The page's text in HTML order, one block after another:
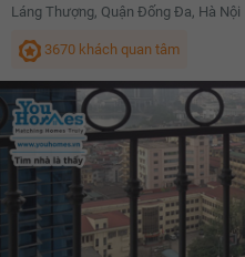
Láng Thượng, Quận Đống Đa, Hà Nội
3670 khách quan tâm